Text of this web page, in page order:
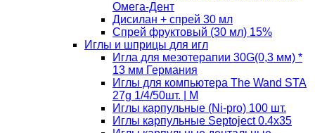
Омега-Дент
Дисилан + спрей 30 мл
Спрей фруктовый (30 мл) 15%
Иглы и шприцы для игл
Игла для мезотерапии 30G(0,3 мм) *
13 мм Германия
Иглы для компьютера The Wand STA
27g 1/4/50шт. | M
Иглы карпульные (Ni-pro) 100 шт.
Иглы карпульные Septoject 0.4х35